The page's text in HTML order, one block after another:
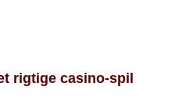
rigtige casino-spil